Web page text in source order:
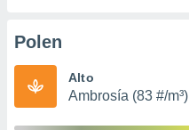
e
mediante
Polen
Alto
Ambrosía (83 #/m³)